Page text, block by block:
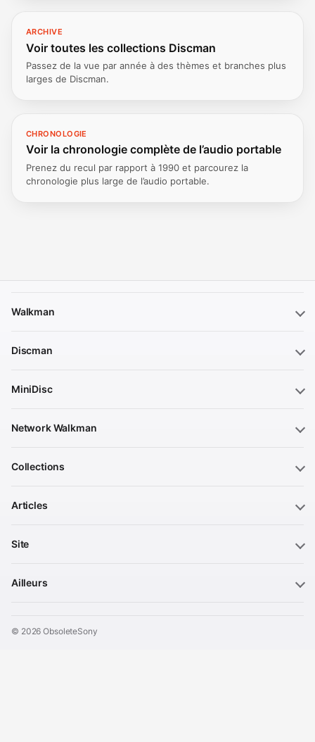
ARCHIVE
Voir toutes les collections Discman
Passez de la vue par année à des thèmes et branches plus
larges de Discman.
CHRONOLOGIE
Voir la chronologie complète de l’audio portable
Prenez du recul par rapport à 1990 et parcourez la
chronologie plus large de l’audio portable.
Walkman
Discman
MiniDisc
Network Walkman
Collections
Articles
Site
Ailleurs
© 2026 ObsoleteSony